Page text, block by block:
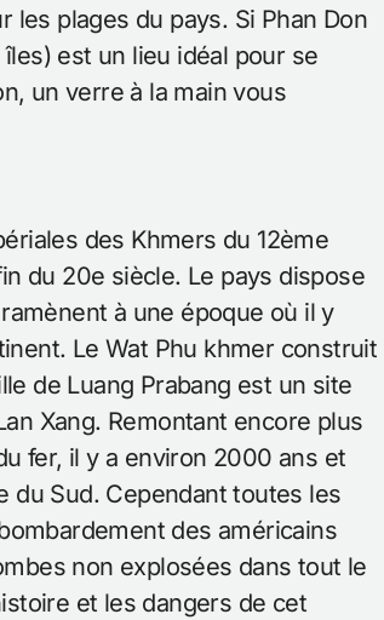
les plages du pays. Si Phan Don
est un lieu idéal pour se
un verre à la main vous
des Khmers du 12ème
du 20e siècle. Le pays dispose
à une époque où il y
Le Wat Phu khmer construit
de Luang Prabang est un site
Xang. Remontant encore plus
fer, il y a environ 2000 ans et
du Sud. Cependant toutes les
des américains
non explosées dans tout le
et les dangers de cet